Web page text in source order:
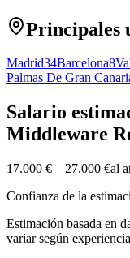
Principales
Madrid34Barcelona8
Palmas De Gran
Salario
Middleware
17.000 € – 27.000 €al
Confianza de la
Estimación basada en
variar según